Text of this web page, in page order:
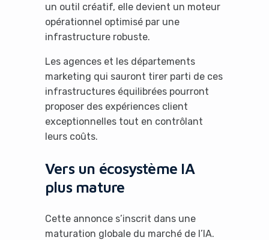
un outil créatif, elle devient un moteur
opérationnel optimisé par une
infrastructure robuste.
Les agences et les départements
marketing qui sauront tirer parti de ces
infrastructures équilibrées pourront
proposer des expériences client
exceptionnelles tout en contrôlant
leurs coûts.
Vers un écosystème IA
plus mature
Cette annonce s’inscrit dans une
maturation globale du marché de l’IA.